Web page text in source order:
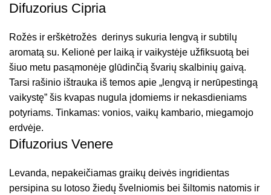
Difuzorius Cipria
Rožės ir erškėtrožės derinys sukuria lengvą ir subtilų
aromatą su. Kelionė per laiką ir vaikystėje užfiksuotą bei
šiuo metu pasąmonėje glūdinčią švarių skalbinių gaivą.
Tarsi rašinio ištrauka iš temos apie „lengvą ir nerūpestingą
vaikystę” šis kvapas nugula įdomiems ir nekasdieniams
potyriams. Tinkamas: vonios, vaikų kambario, miegamojo
erdvėje.
Difuzorius Venere
Levanda, nepakeičiamas graikų deivės ingridientas
persipina su lotoso žiedų švelniomis bei šiltomis natomis ir